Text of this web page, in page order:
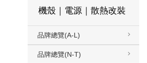
機殼｜電源｜散熱改裝
品牌總覽(A-L)
品牌總覽(N-T)